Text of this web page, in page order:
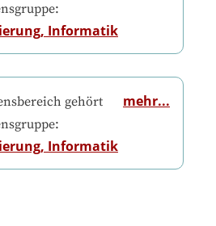
Informatik
gehört
Informatik
mehr...